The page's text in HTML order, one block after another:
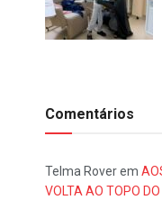
Comentários
Telma Roverem
VOLTA AO TOPO